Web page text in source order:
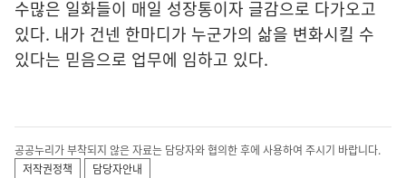
수많은 일화들이 매일 성장통이자 글감으로 다가오고
있다. 내가 건넨 한마디가 누군가의 삶을 변화시킬 수
있다는 믿음으로 업무에 임하고 있다.
공공누리가 부착되지 않은 자료는 담당자와 협의한 후에 사용하여 주시기 바랍니다.
저작권정책
담당자안내